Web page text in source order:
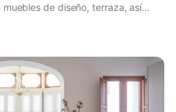
de diseño, terraza, así
comer tranquilamente, todo ello
con mucho encanto. La zona de La
histórico de Ibiza ...